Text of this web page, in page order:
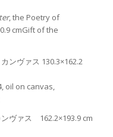
, the Poetry of
cmGift of the
ンヴァス 130.3×162.2
oil on canvas,
ヴァス 162.2×193.9 cm